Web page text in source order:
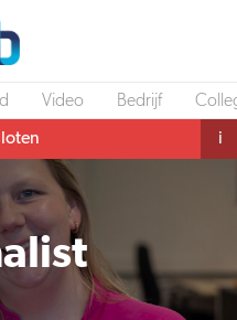
Video Bedrijf
i